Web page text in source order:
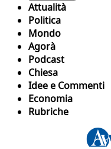
Attualità
Politica
Mondo
Agorà
Podcast
Chiesa
Idee e Commenti
Economia
Rubriche